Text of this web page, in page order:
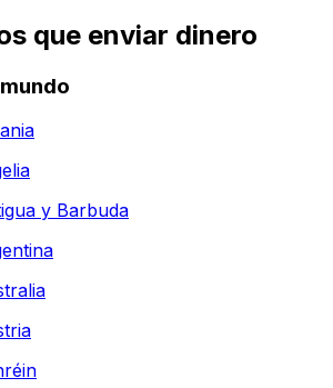
que enviar dinero
y Barbuda